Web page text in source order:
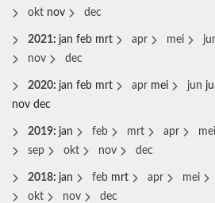
okt nov dec
2021: jan feb mrt apr mei
nov
dec
2020: jan feb mrt apr mei jun jul
nov dec
2019: jan feb mrt apr mei
sep
okt nov dec
2018: jan feb mrt apr mei
okt
nov dec